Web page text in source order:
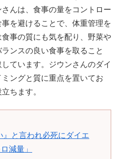
んは、食事の量をコントロー
を避けることで、体重管理を
事の質にも気を配り、野菜や
ンスの良い食事を取ること
ています。ジウンさんのダイ
ングと質に重点を置いてお
ちます。
』と言われ必死にダイエ
減量」